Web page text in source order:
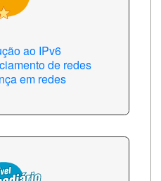
ao IPv6
de redes
em redes